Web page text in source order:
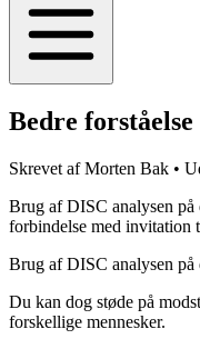
Bedre
Skrevet af Morten Bak •
Brug af DISC analysen på
forbindelse med invitation
Brug af DISC analysen på
Du kan dog støde på
forskellige mennesker.